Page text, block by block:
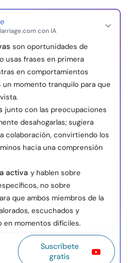
los derechos reservados.
con IA
son oportunidades de
usas frases en primera
en comportamientos
momento tranquilo para que
junto con las preocupaciones
desahogarlas; sugiera
colaboración, convirtiendo los
hacia una comprensión
activa y hablen sobre
no sobre
que ambos miembros de la
escuchados y
momentos difíciles.
Suscríbete
gratis